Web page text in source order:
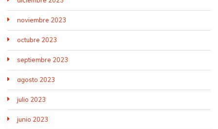
noviembre 2023
octubre 2023
septiembre 2023
agosto 2023
julio 2023
junio 2023